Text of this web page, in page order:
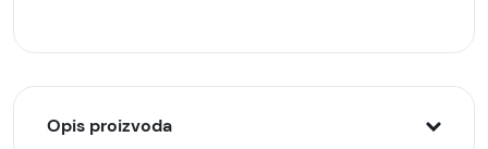
Opis proizvoda